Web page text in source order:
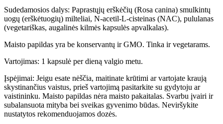
Sudedamosios dalys: Paprastųjų erškėčių (Rosa canina) smulkintų
uogų (erškėtuogių) milteliai, N-acetil-L-cisteinas (NAC), pululanas
(vegetariškas, augalinės kilmės kapsulės apvalkalas).
Maisto papildas yra be konservantų ir GMO. Tinka ir vegetarams.
Vartojimas: 1 kapsulė per dieną valgio metu.
Įspėjimai: Jeigu esate nėščia, maitinate krūtimi ar vartojate kraują
skystinančius vaistus, prieš vartojimą pasitarkite su gydytoju ar
vaistininku. Maisto papildas nėra maisto pakaitalas. Svarbu įvairi ir
subalansuota mityba bei sveikas gyvenimo būdas. Neviršykite
nustatytos rekomenduojamos dozės.